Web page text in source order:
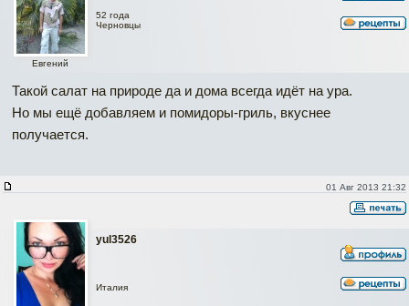
Евгений
52 года
Черновцы
Такой салат на природе да и дома всегда идёт на ура.
Но мы ещё добавляем и помидоры-гриль, вкуснее
получается.
01 Авг 2013 21:32
yul3526
Италия